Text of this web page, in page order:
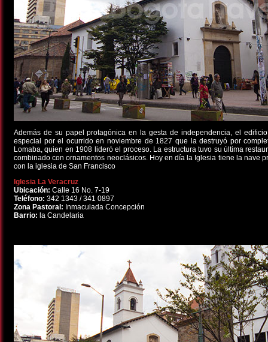
Además de su papel protagónica en la gesta de independencia, el
especial por el ocurrido en noviembre de 1827 que la destruyó por
Lomaba, quien en 1908 lideró el proceso. La estructura tuvo su última
combinado con ornamentos neoclásicos. Hoy en día la Iglesia tiene la nave
con la iglesia de San Francisco
Iglesia La Veracruz
Ubicación: Calle 16 No. 7-19
Teléfono: 342 1343 / 341 0897
Zona Pastoral: Inmaculada Concepción
Barrio: la Candelaria